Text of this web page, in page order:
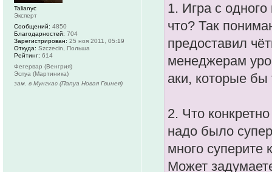
1. Игра с
что? Так
предоставил
менеджерам
аки, которые бы
2. Что
надо было
много
Может
Talianyc
Эксперт
Сообщений: 4850
Благодарностей: 704
Зарегистрирован: 25 ноя 2011, 05:19
Откуда: Szczecin, Польша
Рейтинг: 614
Фегервар (Венгрия)
Эспуа (Мартиника)
зам. в Мунгкас (Папуа Новая Гвинея)